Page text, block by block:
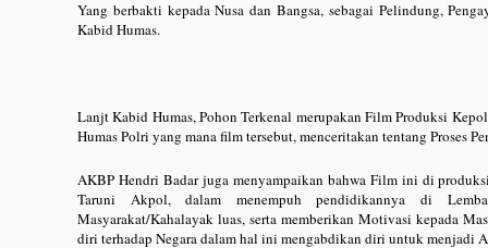
Yang berbakti kepada Nusa dan Bangsa, sebagai Pelindung,
Kabid Humas.
Lanjt Kabid Humas, Pohon Terkenal merupakan Film Produksi
Humas Polri yang mana film tersebut, menceritakan tentang
AKBP Hendri Badar juga menyampaikan bahwa Film ini di
Taruni Akpol, dalam menempuh pendidikannya di
Masyarakat/Kahalayak luas, serta memberikan Motivasi kepada
diri terhadap Negara dalam hal ini mengabdikan diri untuk menjadi